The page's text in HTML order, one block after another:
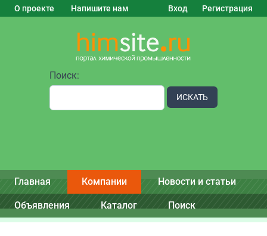
О проекте Напишите нам Вход Регистрация
Поиск:
ИСКАТЬ
Главная Компании Новости и статьи
Объявления Каталог Поиск